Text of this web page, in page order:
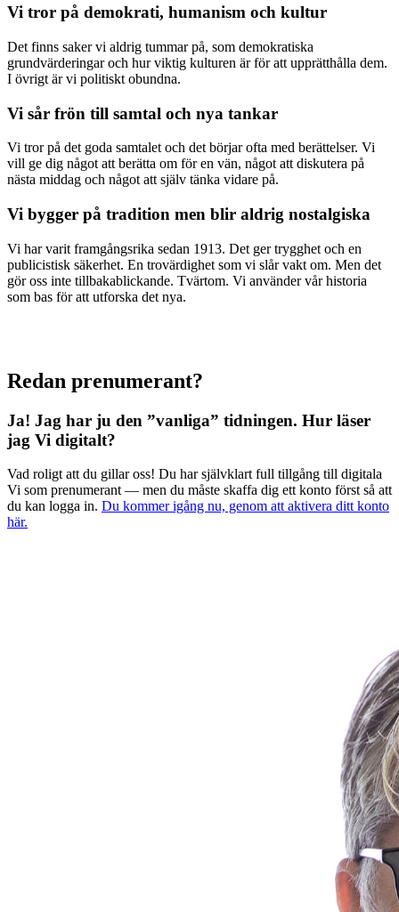
Vi tror på demokrati, humanism och kultur
Det finns saker vi aldrig tummar på, som demokratiska
grundvärderingar och hur viktig kulturen är för att upprätthålla dem.
I övrigt är vi politiskt obundna.
Vi sår frön till samtal och nya tankar
Vi tror på det goda samtalet och det börjar ofta med berättelser. Vi
vill ge dig något att berätta om för en vän, något att diskutera på
nästa middag och något att själv tänka vidare på.
Vi bygger på tradition men blir aldrig nostalgiska
Vi har varit framgångsrika sedan 1913. Det ger trygghet och en
publicistisk säkerhet. En trovärdighet som vi slår vakt om. Men det
gör oss inte tillbakablickande. Tvärtom. Vi använder vår historia
som bas för att utforska det nya.
Redan prenumerant?
Ja! Jag har ju den ”vanliga” tidningen. Hur läser
jag Vi digitalt?
Vad roligt att du gillar oss! Du har självklart full tillgång till digitala
Vi som prenumerant — men du måste skaffa dig ett konto först så att
du kan logga in. Du kommer igång nu, genom att aktivera ditt konto
här.